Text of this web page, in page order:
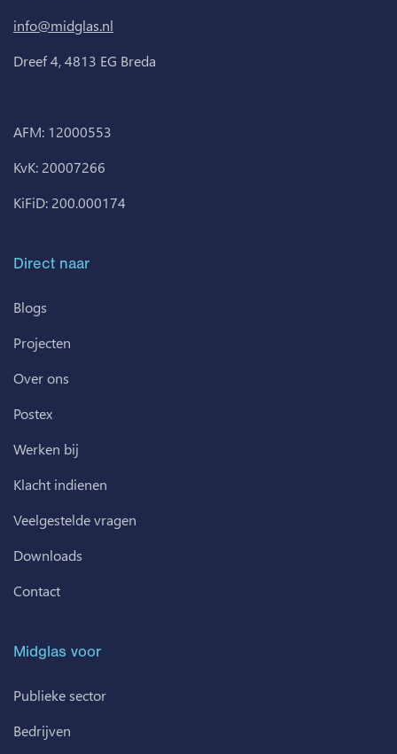
info@midglas.nl
Dreef 4, 4813 EG Breda
AFM: 12000553
KvK: 20007266
KiFiD: 200.000174
Direct naar
Blogs
Projecten
Over ons
Postex
Werken bij
Klacht indienen
Veelgestelde vragen
Downloads
Contact
Midglas voor
Publieke sector
Bedrijven